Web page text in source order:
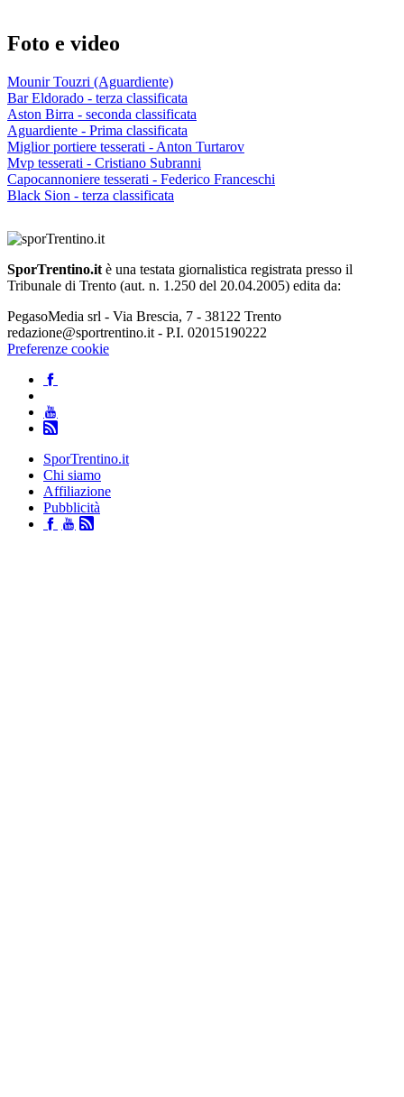
Foto e video
Mounir Touzri (Aguardiente)
Bar Eldorado - terza classificata
Aston Birra - seconda classificata
Aguardiente - Prima classificata
Miglior portiere tesserati - Anton Turtarov
Mvp tesserati - Cristiano Subranni
Capocannoniere tesserati - Federico Franceschi
Black Sion - terza classificata
SporTrentino.it è una testata giornalistica registrata presso il
Tribunale di Trento (aut. n. 1.250 del 20.04.2005) edita da:
PegasoMedia srl - Via Brescia, 7 - 38122 Trento
redazione@sportrentino.it - P.I. 02015190222
Preferenze cookie
SporTrentino.it
Chi siamo
Affiliazione
Pubblicità